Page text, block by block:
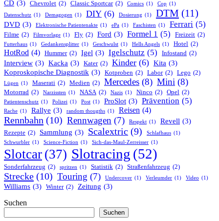
CD (3) Chevrolet (2) Classic Sportcar (2) Comics (1) Cop (1)
Datenschutz (1) Demagogen (1) DIY (6) Dosierung (1) DTM (11)
DVD (3) Elektronische Patientenakte (1) ePa (1) Faschisten (1) Ferrari (5)
Filme (2) Filmvorlage (1) Fly (2) Ford (3) Formel 1 (5) Freizeit (2)
Futterhaus (1) Gedankensplitter (1) Geschwulst (1) Hells Angels (1) Hotel (2)
HotRod (4) Hummer (2) Igel (3) Igelschutz (5) Infostand (2)
Interview (3) Kacka (3) Kater (2) Kinder (6) Kita (3)
Koproskopische Diagnostik (3) Kotproben (2) Labor (2) Lego (2)
Lügen (1) Maserati (2) Medien (2) Mercedes (8) Mini (8)
Motorrad (2) Narzissten (1) NASA (2) Nazis (1) Ninco (2) Opel (2)
Patientenschutz (1) Polizei (1) Post (1) ProSlot (3) Prävention (5)
Rache (1) Rallye (3) random thougths (1) Reisen (4)
Rennbahn (10) Rennwagen (7) Respekt (1) Revell (3)
Rezepte (2) Sammlung (3) Scalextric (9) Schlafhaus (1)
Schwurbler (1) Science-Fiction (1) Sich-das-Maul-Zerreisser (1)
Slotcar (37) Slotracing (52)
Sonderfahrzeug (2) spritzen (1) Statistik (2) Straßenfahrzeug (2)
Strecke (10) Touring (7) Undercover (1) Verleumder (1) Video (1)
Williams (3) Winter (2) Zeitung (3)
Suchen
Suchen